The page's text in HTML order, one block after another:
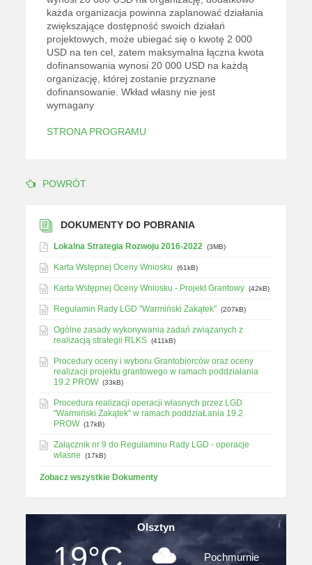
każda organizacja powinna zaplanować działania
zwiększające dostępność swoich działań
projektowych, może ubiegać się o kwotę 2 000
USD na ten cel, zatem maksymalna łączna kwota
dofinansowania wynosi 20 000 USD na każdą
organizację, której zostanie przyznane
dofinansowanie. Wkład własny nie jest
wymagany
STRONA PROGRAMU
POWRÓT
DOKUMENTY DO POBRANIA
Lokalna Strategia Rozwoju 2016-2022 (3MB)
Karta Wstępnej Oceny Wniosku (61kB)
Karta Wstępnej Oceny Wniosku - Projekt Grantowy (42kB)
Regulamin Rady LGD "Warmiński Zakątek" (207kB)
Ogólne zasady wykonywania zadań związanych z
realizacją strategii RLKS (411kB)
Procedury oceny i wyboru Grantobiorców oraz oceny
realizacji projektu grantowego w ramach poddziałania
19.2 PROW (33kB)
Procedura realizacji operacji własnych przez LGD
"Warmiński Zakątek" w ramach poddziaŁania 19.2
PROW (17kB)
Załącznik nr 9 do Regulaminu Rady LGD - operacje
własne
(17kB)
Zobacz wszystkie Dokumenty
Olsztyn
19°C Pochmurnie